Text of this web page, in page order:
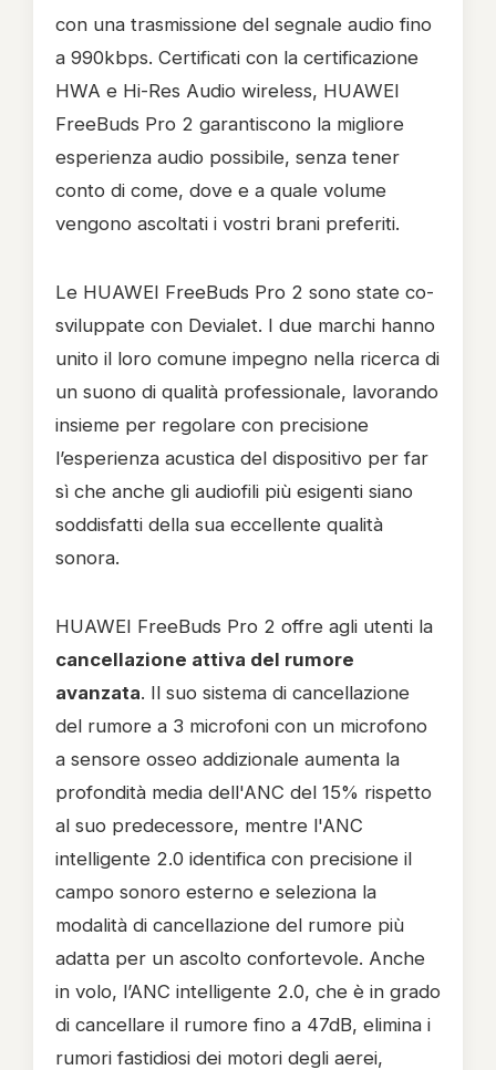
con una trasmissione del segnale audio fino
a 990kbps. Certificati con la certificazione
HWA e Hi-Res Audio wireless, HUAWEI
FreeBuds Pro 2 garantiscono la migliore
esperienza audio possibile, senza tener
conto di come, dove e a quale volume
vengono ascoltati i vostri brani preferiti.
Le HUAWEI FreeBuds Pro 2 sono state co-
sviluppate con Devialet. I due marchi hanno
unito il loro comune impegno nella ricerca di
un suono di qualità professionale, lavorando
insieme per regolare con precisione
l’esperienza acustica del dispositivo per far
sì che anche gli audiofili più esigenti siano
soddisfatti della sua eccellente qualità
sonora.
HUAWEI FreeBuds Pro 2 offre agli utenti la
cancellazione attiva del rumore
avanzata. Il suo sistema di cancellazione
del rumore a 3 microfoni con un microfono
a sensore osseo addizionale aumenta la
profondità media dell'ANC del 15% rispetto
al suo predecessore, mentre l'ANC
intelligente 2.0 identifica con precisione il
campo sonoro esterno e seleziona la
modalità di cancellazione del rumore più
adatta per un ascolto confortevole. Anche
in volo, l’ANC intelligente 2.0, che è in grado
di cancellare il rumore fino a 47dB, elimina i
rumori fastidiosi dei motori degli aerei,